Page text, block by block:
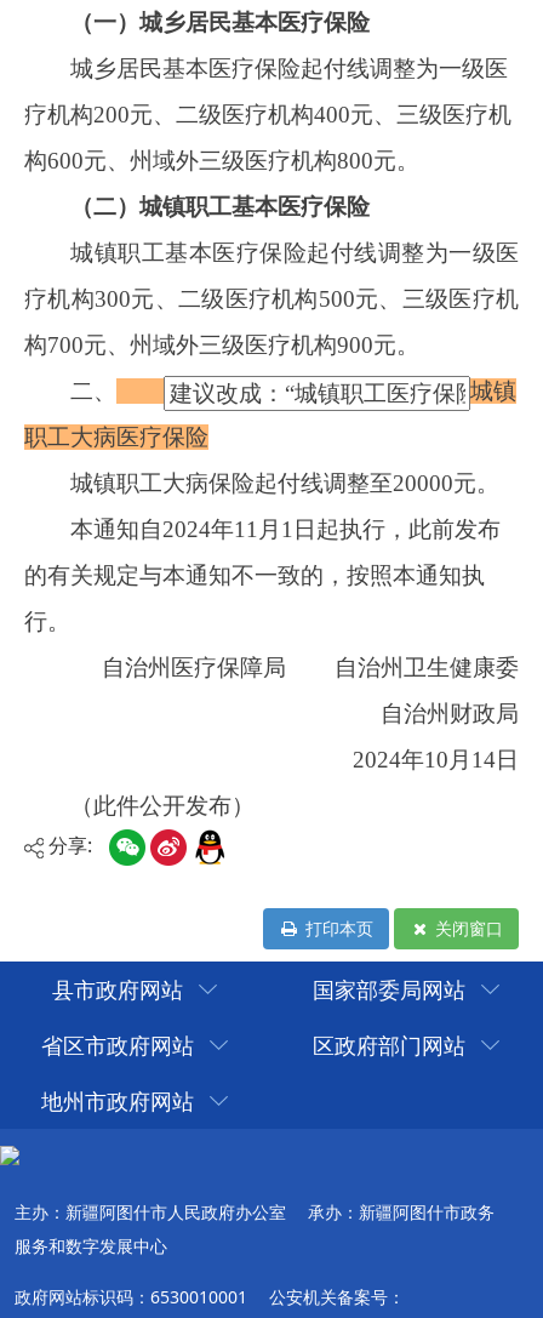
职工大病医疗保险
城镇职工大病保险起付线调整至20000元。
本通知自2024年11月1日起执行，此前发布
的有关规定与本通知不一致的，按照本通知执
自治州财政局
2024年10月14日
（此件公开发布）
分享:
打印本页 关闭窗口
县市政府网站
国家部委局网站
省区市政府网站
区政府部门网站
地州市政府网站
主办：新疆阿图什市人民政府办公室
承办：新疆阿图什市政务
服务和数字发展中心
政府网站标识码：6530010001 公安机关备案号：